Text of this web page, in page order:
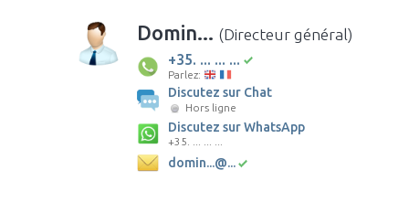
Domin... (Directeur général)
+35. ... ... ...
Parlez:
Discutez sur Chat
Hors ligne
Discutez sur WhatsApp
+35. ... ... ...
domin...@...